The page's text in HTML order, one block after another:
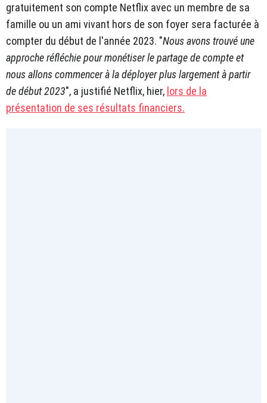
gratuitement son compte Netflix avec un membre de sa
famille ou un ami vivant hors de son foyer sera facturée à
compter du début de l'année 2023. "Nous avons trouvé une
approche réfléchie pour monétiser le partage de compte et
nous allons commencer à la déployer plus largement à partir
de début 2023", a justifié Netflix, hier, lors de la
présentation de ses résultats financiers.